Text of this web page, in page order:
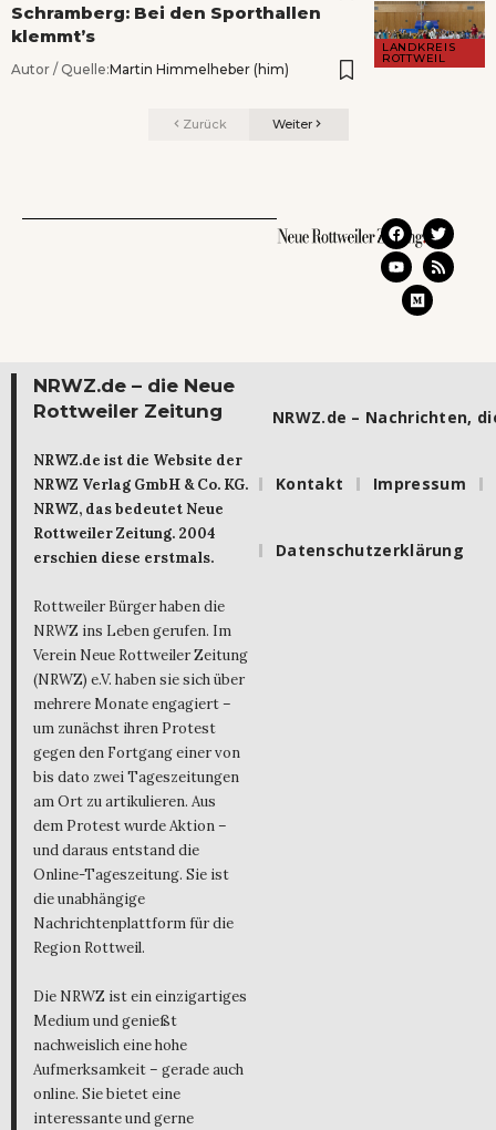
LANDKREIS
ROTTWEIL
Schramberg: Bei den Sporthallen
klemmt’s
Autor / Quelle:Martin Himmelheber (him)
Zurück Weiter
NRWZ.de – die Neue
Rottweiler Zeitung
NRWZ.de ist die Website der
NRWZ Verlag GmbH & Co. KG.
NRWZ, das bedeutet Neue
Rottweiler Zeitung. 2004
erschien diese erstmals.
Rottweiler Bürger haben die
NRWZ ins Leben gerufen. Im
Verein Neue Rottweiler Zeitung
(NRWZ) e.V. haben sie sich über
mehrere Monate engagiert –
um zunächst ihren Protest
gegen den Fortgang einer von
bis dato zwei Tageszeitungen
am Ort zu artikulieren. Aus
dem Protest wurde Aktion –
und daraus entstand die
Online-Tageszeitung. Sie ist
die unabhängige
Nachrichtenplattform für die
Region Rottweil.
Die NRWZ ist ein einzigartiges
Medium und genießt
nachweislich eine hohe
Aufmerksamkeit – gerade auch
online. Sie bietet eine
interessante und gerne
NRWZ.de – Nachrichten,
Kontakt Impressum
Datenschutzerklärung